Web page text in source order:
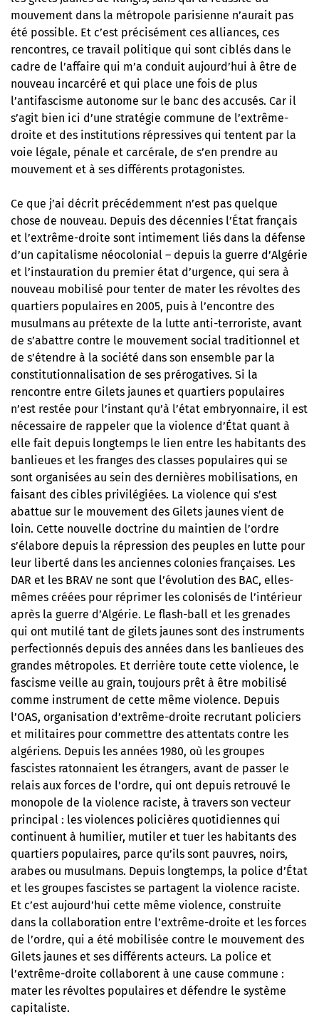
mouvement dans la métropole parisienne n’aurait pas
été possible. Et c’est précisément ces alliances, ces
rencontres, ce travail politique qui sont ciblés dans le
cadre de l’affaire qui m’a conduit aujourd’hui à être de
nouveau incarcéré et qui place une fois de plus
l’antifascisme autonome sur le banc des accusés. Car il
s’agit bien ici d’une stratégie commune de l’extrême-
droite et des institutions répressives qui tentent par la
voie légale, pénale et carcérale, de s’en prendre au
mouvement et à ses différents protagonistes.
Ce que j’ai décrit précédemment n’est pas quelque
chose de nouveau. Depuis des décennies l’État français
et l’extrême-droite sont intimement liés dans la défense
d’un capitalisme néocolonial – depuis la guerre d’Algérie
et l’instauration du premier état d’urgence, qui sera à
nouveau mobilisé pour tenter de mater les révoltes des
quartiers populaires en 2005, puis à l’encontre des
musulmans au prétexte de la lutte anti-terroriste, avant
de s’abattre contre le mouvement social traditionnel et
de s’étendre à la société dans son ensemble par la
constitutionnalisation de ses prérogatives. Si la
rencontre entre Gilets jaunes et quartiers populaires
n’est restée pour l’instant qu’à l’état embryonnaire, il est
nécessaire de rappeler que la violence d’État quant à
elle fait depuis longtemps le lien entre les habitants des
banlieues et les franges des classes populaires qui se
sont organisées au sein des dernières mobilisations, en
faisant des cibles privilégiées. La violence qui s’est
abattue sur le mouvement des Gilets jaunes vient de
loin. Cette nouvelle doctrine du maintien de l’ordre
s’élabore depuis la répression des peuples en lutte pour
leur liberté dans les anciennes colonies françaises. Les
DAR et les BRAV ne sont que l’évolution des BAC, elles-
mêmes créées pour réprimer les colonisés de l’intérieur
après la guerre d’Algérie. Le flash-ball et les grenades
qui ont mutilé tant de gilets jaunes sont des instruments
perfectionnés depuis des années dans les banlieues des
grandes métropoles. Et derrière toute cette violence, le
fascisme veille au grain, toujours prêt à être mobilisé
comme instrument de cette même violence. Depuis
l’OAS, organisation d’extrême-droite recrutant policiers
et militaires pour commettre des attentats contre les
algériens. Depuis les années 1980, où les groupes
fascistes ratonnaient les étrangers, avant de passer le
relais aux forces de l’ordre, qui ont depuis retrouvé le
monopole de la violence raciste, à travers son vecteur
principal : les violences policières quotidiennes qui
continuent à humilier, mutiler et tuer les habitants des
quartiers populaires, parce qu’ils sont pauvres, noirs,
arabes ou musulmans. Depuis longtemps, la police d’État
et les groupes fascistes se partagent la violence raciste.
Et c’est aujourd’hui cette même violence, construite
dans la collaboration entre l’extrême-droite et les forces
de l’ordre, qui a été mobilisée contre le mouvement des
Gilets jaunes et ses différents acteurs. La police et
l’extrême-droite collaborent à une cause commune :
mater les révoltes populaires et défendre le système
capitaliste.